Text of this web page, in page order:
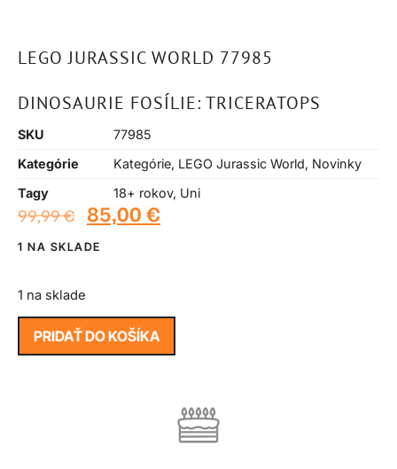
LEGO JURASSIC WORLD 77985
DINOSAURIE FOSÍLIE: TRICERATOPS
SKU
77985
Kategórie
Kategórie, LEGO Jurassic World, Novinky
Tagy
18+ rokov, Uni
99,99€ 85,00 €
1 NA SKLADE
1 na sklade
PRIDAŤ DO KOŠÍKA